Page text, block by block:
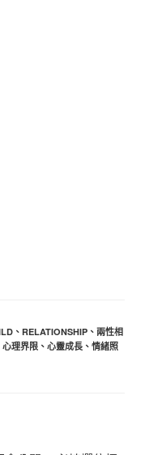
、 RELATIONSHIP、 兩性相
心理界限、 心靈成長、 情緒照